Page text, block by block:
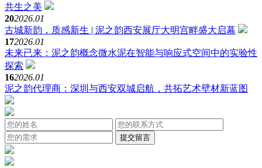
共生之美
202026.01
古城新韵，质感新生 | 泥之韵西安展厅大明宫畔盛大启幕
172026.01
未来已来：泥之韵概念微水泥在智能与响应式空间中的实验性
探索
162026.01
泥之韵代理商：深圳与西安双城启航，共拓艺术壁材新蓝图